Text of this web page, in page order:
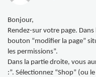
Bonjour,
Rendez-sur votre page.
bouton “modifier la page”
les permissions”.
Dans la partie droite, vous
:”. Sélectionnez “Shop” (ou